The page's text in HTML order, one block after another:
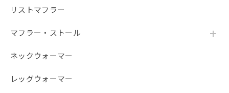
リストマフラー
マフラー・ストール
ネックウォーマー
レッグウォーマー